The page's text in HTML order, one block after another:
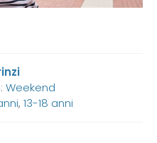
Weekend
, 13-18 anni